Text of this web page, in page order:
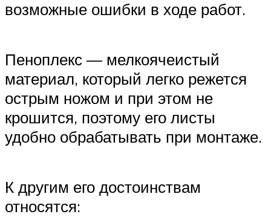
возможные ошибки в ходе работ.
Пеноплекс — мелкоячеистый
материал, который легко режется
острым ножом и при этом не
крошится, поэтому его листы
удобно обрабатывать при монтаже.
К другим его достоинствам
относятся: